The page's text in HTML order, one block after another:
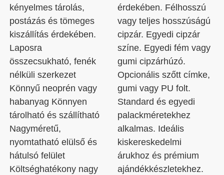
kényelmes tárolás,
postázás és tömeges
kiszállítás érdekében.
Laposra
összecsukható, fenék
nélküli szerkezet
Könnyű neoprén vagy
habanyag Könnyen
tárolható és szállítható
Nagyméretű,
nyomtatható elülső és
hátulsó felület
Költséghatékony nagy
érdekében. Félhosszú
vagy teljes hosszúságú
cipzár. Egyedi cipzár
színe. Egyedi fém vagy
gumi cipzárhúzó.
Opcionális szőtt címke,
gumi vagy PU folt.
Standard és egyedi
palackméretekhez
alkalmas. Ideális
kiskereskedelmi
árukhoz és prémium
ajándékkészletekhez.